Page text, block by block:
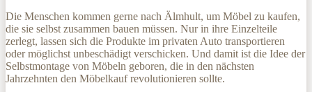
Die Menschen kommen gerne nach Älmhult, um Möbel zu kaufen,
die sie selbst zusammen bauen müssen. Nur in ihre Einzelteile
zerlegt, lassen sich die Produkte im privaten Auto transportieren
oder möglichst unbeschädigt verschicken. Und damit ist die Idee der
Selbstmontage von Möbeln geboren, die in den nächsten
Jahrzehnten den Möbelkauf revolutionieren sollte.